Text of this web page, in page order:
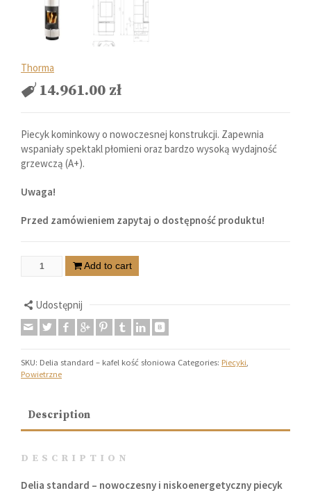
Thorma
14.961.00 zł
Piecyk kominkowy o nowoczesnej konstrukcji. Zapewnia
wspaniały spektakl płomieni oraz bardzo wysoką wydajność
grzewczą (A+).
Uwaga!
Przed zamówieniem zapytaj o dostępność produktu!
Add to cart
Udostępnij
SKU: Delia standard – kafel kość słoniowa Categories: Piecyki
Powietrzne
Description
DESCRIPTION
Delia standard – nowoczesny i niskoenergetyczny piecyk